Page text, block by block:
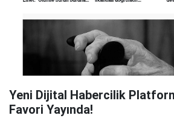
Yeni Dijital Habercilik
Favori Yayında!